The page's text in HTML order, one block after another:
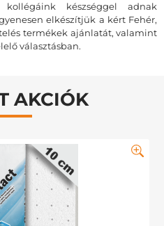
készséggel adnak
elkészítjük a kért Fehér,
termékek ajánlatát, valamint
választásban.
AKCIÓK